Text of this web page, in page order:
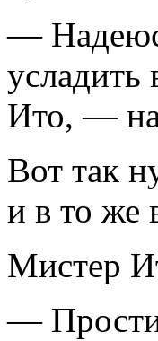
—
усладить
Ито, —
Вот так
и в то же
Мистер
—